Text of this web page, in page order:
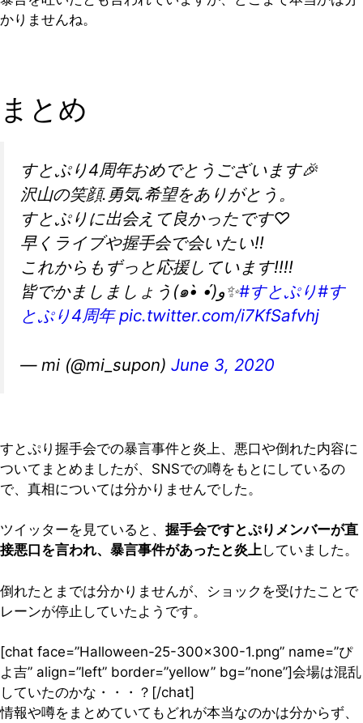
かりませんね。
まとめ
すとぷり4周年おめでとうございます🎉
沢山の笑顔.勇気.希望をありがとう。
すとぷりに出会えて良かったです♡
早くライブや握手会で会いたい!!
これからもずっと応援しています!!!!
皆でかましましょう(๑•̀ •́)و✨#すとぷり#す
とぷり4周年 pic.twitter.com/i7KfSafvhj
— mi (@mi_supon) June 3, 2020
すとぷり握手会での暴言事件と炎上、悪口や倒れた内容に
ついてまとめましたが、SNSでの噂をもとにしているの
で、真相については分かりませんでした。
ツイッターを見ていると、 握手会ですとぷりメンバーが直
接悪口を言われ、暴言事件があったと炎上していました。
倒れたとまでは分かりませんが、ショックを受けたことで
レーンが停止していたようです。
[chat face=”Halloween-25-300×300-1.png” name=”ぴ
よ吉” align=”left” border=”yellow” bg=”none”]会場は混乱
していたのかな・・・？[/chat]
情報や噂をまとめていてもどれが本当なのかは分からず、